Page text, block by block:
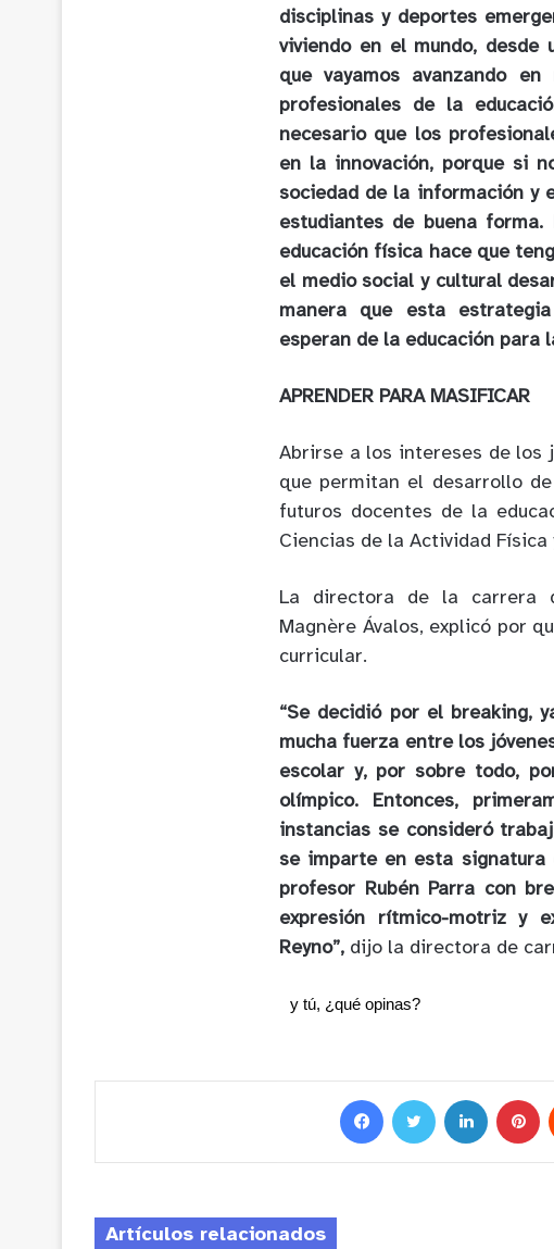
disciplinas y deportes
viviendo en el mundo, desde
que vayamos avanzando
profesionales de la
necesario que los
en la innovación, porque si
sociedad de la información y
estudiantes de buena
educación física hace que
el medio social y cultural
manera que esta
esperan de la educación para
APRENDER PARA MASIFICAR
Abrirse a los intereses de los
que permitan el desarrollo
futuros docentes de la
Ciencias de la Actividad Física
La directora de la carrera
Magnère Ávalos, explicó por
curricular.
“Se decidió por el breaking,
mucha fuerza entre los
escolar y, por sobre todo,
olímpico. Entonces,
instancias se consideró
se imparte en esta signatura
profesor Rubén Parra con
expresión rítmico-motriz y
Reyno”, dijo la directora de
y tú, ¿qué opinas?
Artículos relacionados